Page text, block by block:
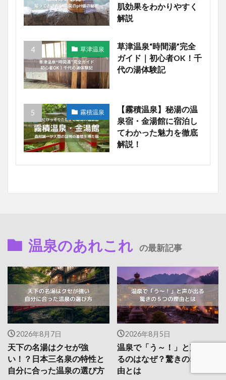
肌効果をわかりやすく
解説
草津温泉
草津温泉“時間湯”完全
ガイド｜初心者OK！千
代の湯体験記
霧積温泉
【霧積温泉】秘湯の温
泉宿・金湯館に宿泊し
てわかった魅力を徹底
解説！
温泉のあれこれ の最新記事
2026年8月7日
天下の名湯はクセが強
い！？日本三名泉の特性と
自分に合った温泉の選び方
2026年8月5日
温泉で「う～！」と声が出
るのはなぜ？驚きの5つの理
由とは